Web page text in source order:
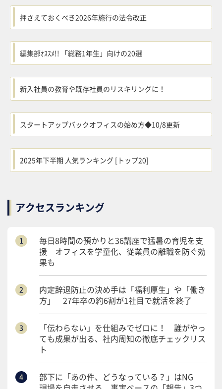
押さえておくべき2026年施行の法令改正
編集部ｵｽｽﾒ!! 「総務1年生」向けの20選
新入社員の教育や既存社員のリスキリングに！
スタートアップバックオフィスの始め方◆10/8更新
2025年下半期 人気ランキング [トップ20]
アクセスランキング
毎日8時間の預かりと36講座で猛暑の育児を支
援 オフィスを学童化、従業員の離職を防ぐ効
果も
内定辞退防止の決め手は「福利厚生」や「働き
方」 27年卒の約6割が1社目で就活を終了
「伝わらない」を仕組みでゼロに！ 誰がやっ
ても成果が出る、社内周知の徹底チェックリス
ト
部下に「あの件、どうなっている？」はNG